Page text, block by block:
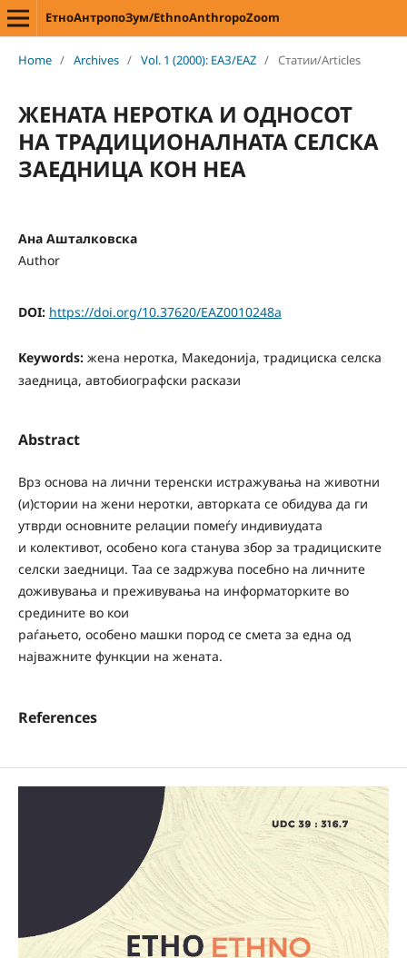
ЕтноАнтропоЗум/EthnoAnthropoZoom
Home / Archives / Vol. 1 (2000): ЕАЗ/EAZ / Статии/Articles
ЖЕНАТА НЕРОТКА И ОДНОСОТ
НА ТРАДИЦИОНАЛНАТА СЕЛСКА
ЗАЕДНИЦА КОН НЕА
Ана Ашталковска
Author
DOI: https://doi.org/10.37620/EAZ0010248a
Keywords: жена неротка, Македонија, традициска селска
заедница, автобиографски раскази
Abstract
Врз основа на лични теренски истражувања на животни
(и)стории на жени неротки, авторката се обидува да ги
утврди основните релации помеѓу индивиудата
и колективот, особено кога станува збор за традициските
селски заедници. Таа се задржува посебно на личните
доживувања и преживувања на информаторките во
средините во кои
раѓањето, особено машки пород се смета за една од
најважните функции на жената.
References